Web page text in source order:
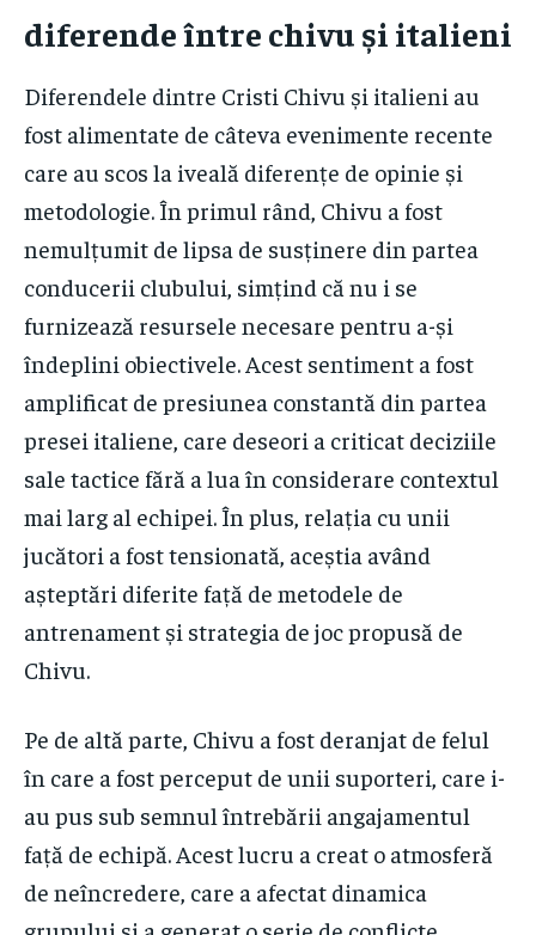
diferende între chivu și italieni
Diferendele dintre Cristi Chivu și italieni au
fost alimentate de câteva evenimente recente
care au scos la iveală diferențe de opinie și
metodologie. În primul rând, Chivu a fost
nemulțumit de lipsa de susținere din partea
conducerii clubului, simțind că nu i se
furnizează resursele necesare pentru a-și
îndeplini obiectivele. Acest sentiment a fost
amplificat de presiunea constantă din partea
presei italiene, care deseori a criticat deciziile
sale tactice fără a lua în considerare contextul
mai larg al echipei. În plus, relația cu unii
jucători a fost tensionată, aceștia având
așteptări diferite față de metodele de
antrenament și strategia de joc propusă de
Chivu.
Pe de altă parte, Chivu a fost deranjat de felul
în care a fost perceput de unii suporteri, care i-
au pus sub semnul întrebării angajamentul
față de echipă. Acest lucru a creat o atmosferă
de neîncredere, care a afectat dinamica